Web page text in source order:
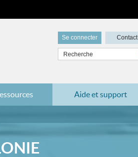
Se connecter Contact
Aide et support